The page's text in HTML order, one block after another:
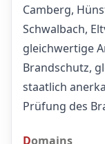
Camberg,
Schwalbach,
gleichwertige
Brandschutz,
staatlich
Prüfung des
Domains